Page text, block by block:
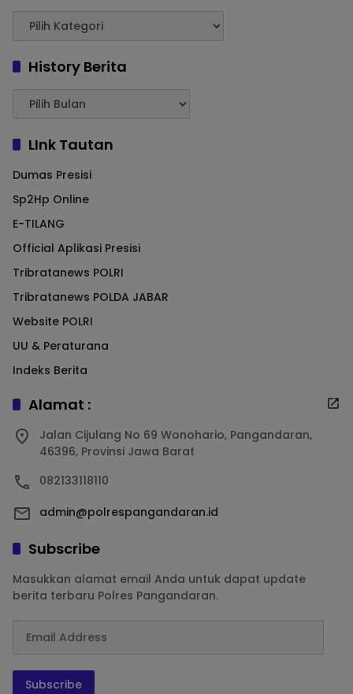
History Berita
LInk Tautan
Dumas Presisi
Sp2Hp Online
E-TILANG
Official Aplikasi Presisi
Tribratanews POLRI
Tribratanews POLDA JABAR
Website POLRI
UU & Peraturana
Indeks Berita
Alamat :
Jalan Cijulang No 69 Wonohario, Pangandaran,
46396, Provinsi Jawa Barat
082133118110
admin@polrespangandaran.id
Subscribe
Masukkan alamat email Anda untuk dapat update
berita terbaru Polres Pangandaran.
Subscribe